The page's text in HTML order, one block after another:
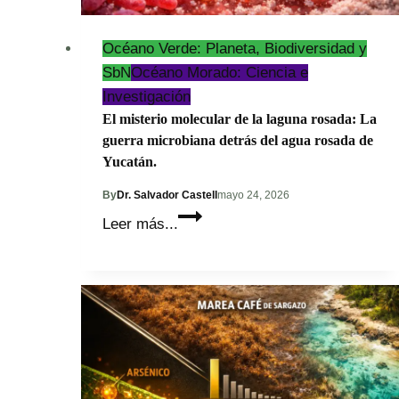
Océano Verde: Planeta, Biodiversidad y
SbNOcéano Morado: Ciencia e
Investigación
El misterio molecular de la laguna rosada: La
guerra microbiana detrás del agua rosada de
Yucatán.
ByDr. Salvador Castell mayo 24, 2026
Leer más...
El
de
la
laguna
rosada: